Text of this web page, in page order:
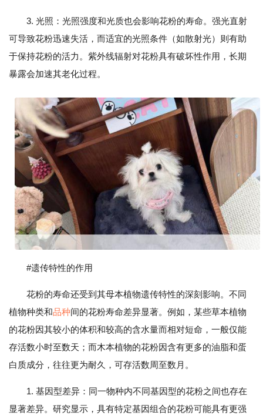
3. 光照：光照强度和光质也会影响花粉的寿命。强光直射
可导致花粉迅速失活，而适宜的光照条件（如散射光）则有助
于保持花粉的活力。紫外线辐射对花粉具有破坏性作用，长期
暴露会加速其老化过程。
#遗传特性的作用
花粉的寿命还受到其母本植物遗传特性的深刻影响。不同
植物种类和品种间的花粉寿命差异显著。例如，某些草本植物
的花粉因其较小的体积和较高的含水量而相对短命，一般仅能
存活数小时至数天；而木本植物的花粉因含有更多的油脂和蛋
白质成分，往往更为耐久，可存活数周至数月。
1. 基因型差异：同一物种内不同基因型的花粉之间也存在
显著差异。研究显示，具有特定基因组合的花粉可能具有更强